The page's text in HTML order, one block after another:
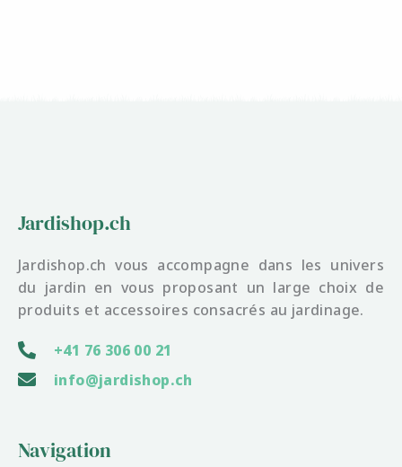
Jardishop.ch
Jardishop.ch vous accompagne dans les univers
du jardin en vous proposant un large choix de
produits et accessoires consacrés au jardinage.
+41 76 306 00 21
info@jardishop.ch
Navigation